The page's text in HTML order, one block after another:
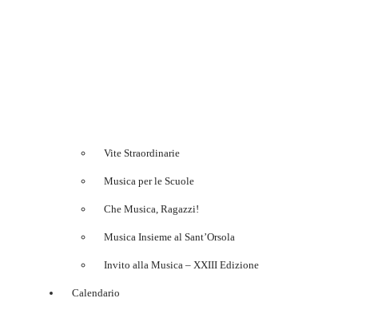
Vite Straordinarie
Musica per le Scuole
Che Musica, Ragazzi!
Musica Insieme al Sant’Orsola
Invito alla Musica – XXIII Edizione
Calendario